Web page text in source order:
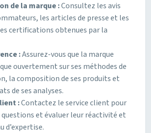
de la marque :Consultez les avis
les articles de presse et les
certifications obtenues par la
:Assurez-vous que la marque
ouvertement sur ses méthodes de
la composition de ses produits et
de ses analyses.
:Contactez le service client pour
questions et évaluer leur réactivité et
d’expertise.